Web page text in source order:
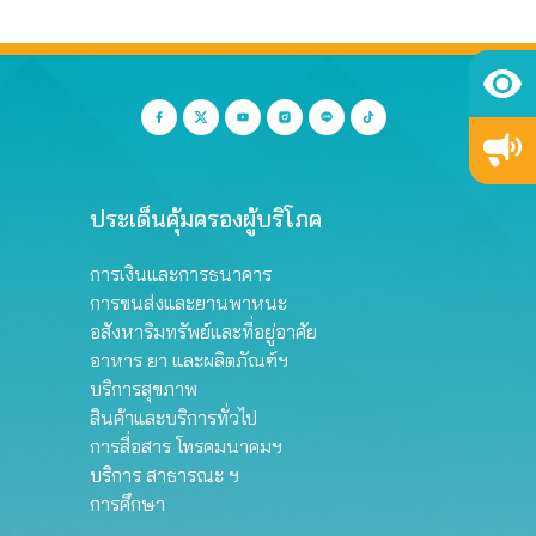
ประเด็นคุ้มครองผู้บริโภค
การเงินและการธนาคาร
การขนส่งและยานพาหนะ
อสังหาริมทรัพย์และที่อยู่อาศัย
อาหาร ยา และผลิตภัณฑ์ฯ
บริการสุขภาพ
สินค้าและบริการทั่วไป
การสื่อสาร โทรคมนาคมฯ
บริการ สาธารณะ ฯ
การศึกษา